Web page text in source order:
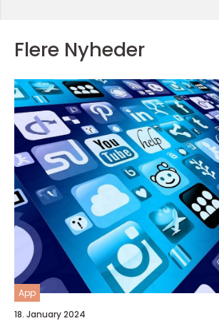
Flere Nyheder
App
18. January 2024